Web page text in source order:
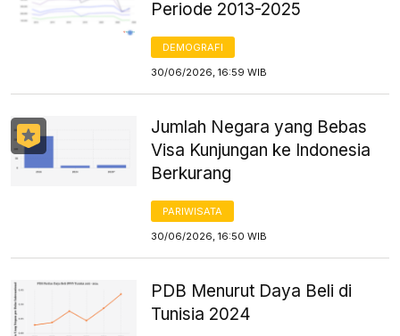
Periode 2013-2025
DEMOGRAFI
30/06/2026, 16:59 WIB
Jumlah Negara yang Bebas
Visa Kunjungan ke Indonesia
Berkurang
PARIWISATA
30/06/2026, 16:50 WIB
PDB Menurut Daya Beli di
Tunisia 2024